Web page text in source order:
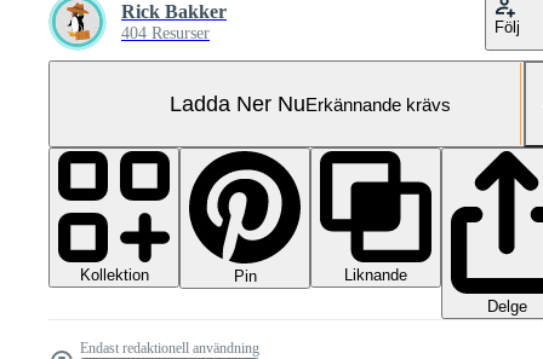
Rick Bakker
404 Resurser Följ
Ladda Ner NuErkännande krävs
Kollektion Pin
Liknande
Delge
Endast redaktionell användning